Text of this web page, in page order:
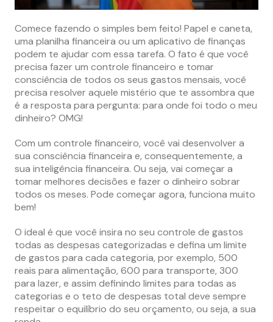
Comece fazendo o simples bem feito! Papel e caneta,
uma planilha financeira ou um aplicativo de finanças
podem te ajudar com essa tarefa. O fato é que você
precisa fazer um controle financeiro e tomar
consciência de todos os seus gastos mensais, você
precisa resolver aquele mistério que te assombra que
é a resposta para pergunta: para onde foi todo o meu
dinheiro? OMG!
Com um controle financeiro, você vai desenvolver a
sua consciência financeira e, consequentemente, a
sua inteligência financeira. Ou seja, vai começar a
tomar melhores decisões e fazer o dinheiro sobrar
todos os meses. Pode começar agora, funciona muito
bem!
O ideal é que você insira no seu controle de gastos
todas as despesas categorizadas e defina um limite
de gastos para cada categoria, por exemplo, 500
reais para alimentação, 600 para transporte, 300
para lazer, e assim definindo limites para todas as
categorias e o teto de despesas total deve sempre
respeitar o equilíbrio do seu orçamento, ou seja, a sua